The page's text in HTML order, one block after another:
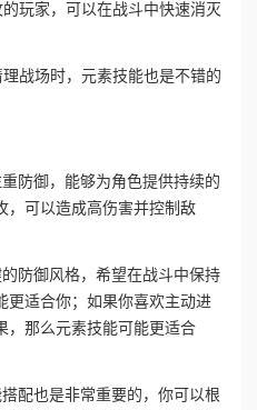
玩家，可以在战斗中快速消灭
战场时，元素技能也是不错的
防御，能够为角色提供持续的
，可以造成高伤害并控制敌
防御风格，希望在战斗中保持
更适合你；如果你喜欢主动进
，那么元素技能可能更适合
配也是非常重要的，你可以根